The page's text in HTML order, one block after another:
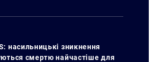
насильницькі зникнення
смертю найчастіше для